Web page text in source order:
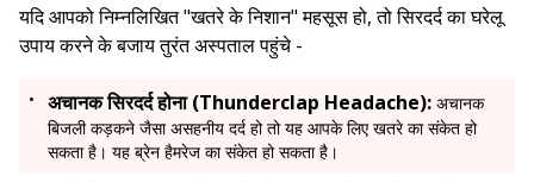
यदि आपको निम्नलिखित "खतरे के निशान" महसूस हो, तो सिरदर्द का घरेलू
उपाय करने के बजाय तुरंत अस्पताल पहुंचे -
अचानक सिरदर्द होना (Thunderclap Headache): अचानक
बिजली कड़कने जैसा असहनीय दर्द हो तो यह आपके लिए खतरे का संकेत हो
सकता है। यह ब्रेन हैमरेज का संकेत हो सकता है।